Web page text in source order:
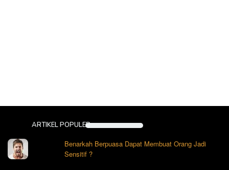
ARTIKEL POPULER
Benarkah Berpuasa Dapat Membuat Orang Jadi
Sensitif ?